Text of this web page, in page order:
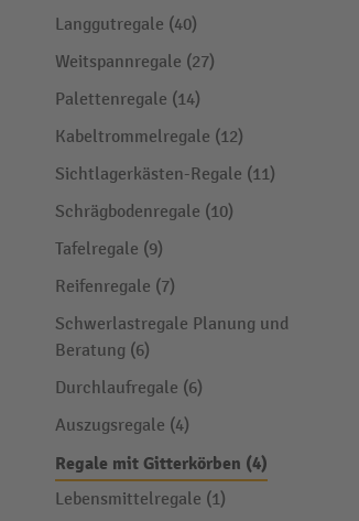
Langgutregale (40)
Weitspannregale (27)
Palettenregale (14)
Kabeltrommelregale (12)
Sichtlagerkästen-Regale (11)
Schrägbodenregale (10)
Tafelregale (9)
Reifenregale (7)
Schwerlastregale Planung und
Beratung (6)
Durchlaufregale (6)
Auszugsregale (4)
Regale mit Gitterkörben (4)
Lebensmittelregale (1)